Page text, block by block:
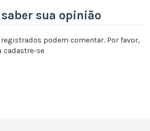
sua opinião
podem comentar. Por favor,
cadastre-se